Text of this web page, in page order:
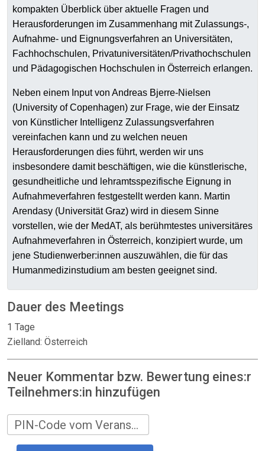
kompakten Überblick über aktuelle Fragen und
Herausforderungen im Zusammenhang mit Zulassungs-,
Aufnahme- und Eignungsverfahren an Universitäten,
Fachhochschulen, Privatuniversitäten/Privathochschulen
und Pädagogischen Hochschulen in Österreich erlangen.
Neben einem Input von Andreas Bjerre-Nielsen
(University of Copenhagen) zur Frage, wie der Einsatz
von Künstlicher Intelligenz Zulassungsverfahren
vereinfachen kann und zu welchen neuen
Herausforderungen dies führt, werden wir uns
insbesondere damit beschäftigen, wie die künstlerische,
gesundheitliche und lehramtsspezifische Eignung in
Aufnahmeverfahren festgestellt werden kann. Martin
Arendasy (Universität Graz) wird in diesem Sinne
vorstellen, wie der MedAT, als berühmtestes universitäres
Aufnahmeverfahren in Österreich, konzipiert wurde, um
jene Studienwerber:innen auszuwählen, die für das
Humanmedizinstudium am besten geeignet sind.
Dauer des Meetings
1 Tage
Zielland: Österreich
Neuer Kommentar bzw. Bewertung eines:r
Teilnehmers:in hinzufügen
PIN-Code vom Veranstalter